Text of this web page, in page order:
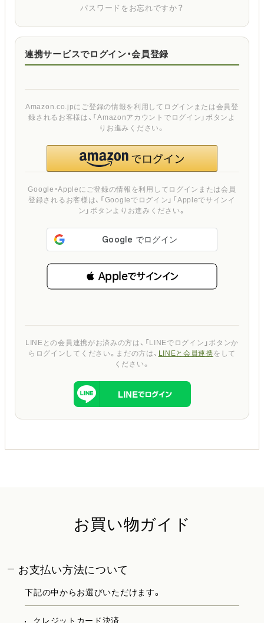
パスワードをお忘れですか？
連携サービスでログイン・会員登録
 Appleでサインイン
Google・Appleにご登録の情報を利用してログインまたは会員
登録されるお客様は、「Googleでログイン」「Appleでサインイ
ン」ボタンよりお進みください。
Amazon.co.jpにご登録の情報を利用してログインまたは会員登
録されるお客様は、「Amazonアカウントでログイン」ボタンよ
りお進みください。
LINEとの会員連携がお済みの方は、「LINEでログイン」ボタンか
らログインしてください。まだの方は、 LINEと会員連携をして
ください。
お買い物ガイド
お支払い方法について
下記の中からお選びいただけます。
クレジットカード決済